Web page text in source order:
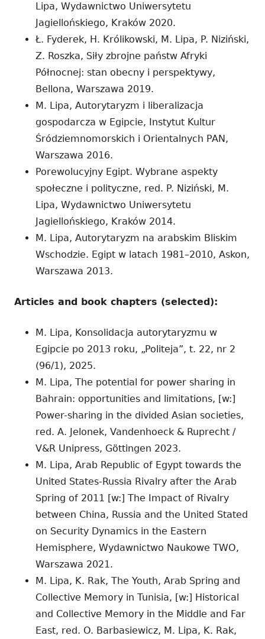
Lipa, Wydawnictwo Uniwersytetu
Jagiellońskiego, Kraków 2020.
Ł. Fyderek, H. Królikowski, M. Lipa, P. Niziński,
Z. Roszka, Siły zbrojne państw Afryki
Północnej: stan obecny i perspektywy,
Bellona, Warszawa 2019.
M. Lipa, Autorytaryzm i liberalizacja
gospodarcza w Egipcie, Instytut Kultur
Śródziemnomorskich i Orientalnych PAN,
Warszawa 2016.
Porewolucyjny Egipt. Wybrane aspekty
społeczne i polityczne, red. P. Niziński, M.
Lipa, Wydawnictwo Uniwersytetu
Jagiellońskiego, Kraków 2014.
M. Lipa, Autorytaryzm na arabskim Bliskim
Wschodzie. Egipt w latach 1981–2010, Askon,
Warszawa 2013.
Articles and book chapters (selected):
M. Lipa, Konsolidacja autorytaryzmu w
Egipcie po 2013 roku, „Politeja”, t. 22, nr 2
(96/1), 2025.
M. Lipa, The potential for power sharing in
Bahrain: opportunities and limitations, [w:]
Power-sharing in the divided Asian societies,
red. A. Jelonek, Vandenhoeck & Ruprecht /
V&R Unipress, Göttingen 2023.
M. Lipa, Arab Republic of Egypt towards the
United States-Russia Rivalry after the Arab
Spring of 2011 [w:] The Impact of Rivalry
between China, Russia and the United Stated
on Security Dynamics in the Eastern
Hemisphere, Wydawnictwo Naukowe TWO,
Warszawa 2021.
M. Lipa, K. Rak, The Youth, Arab Spring and
Collective Memory in Tunisia, [w:] Historical
and Collective Memory in the Middle and Far
East, red. O. Barbasiewicz, M. Lipa, K. Rak,